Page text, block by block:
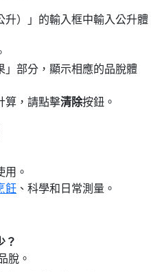
升）」的輸入框中輸入公升體
」部分，顯示相應的品脫體
算，請點擊清除按鈕。
。
飪 、科學和日常測量。
？
脫。